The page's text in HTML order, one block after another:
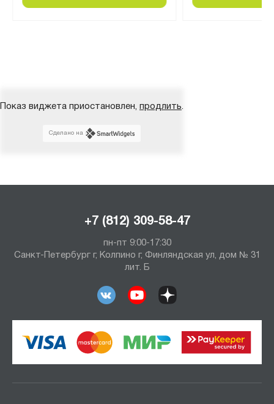
Показ виджета приостановлен, продлить.
Сделано на
+7 (812) 309-58-47
пн-пт 9:00-17:30
Санкт-Петербург г, Колпино г, Финляндская ул, дом № 31
лит. Б